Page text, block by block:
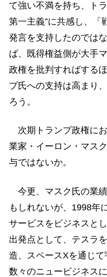
て強い不満を持ち、ト
第一主義”に共感し、「
発言を支持したのでは
ば、既得権益側が大手
政権を批判すればする
プ氏への支持は高まり
ろう。
次期トランプ政権に
業家・イーロン・マス
与ではないか。
今更、マスク氏の業
もしれないが、1998年
サービスをビジネスと
出発点として、テスラ
造、スペースXを通じて
数々のニュービジネス